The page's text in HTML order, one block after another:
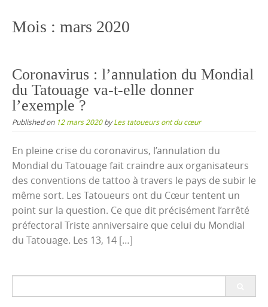
Mois : mars 2020
Coronavirus : l’annulation du Mondial
du Tatouage va-t-elle donner
l’exemple ?
Published on 12 mars 2020byLes tatoueurs ont du cœur
En pleine crise du coronavirus, l’annulation du
Mondial du Tatouage fait craindre aux organisateurs
des conventions de tattoo à travers le pays de subir le
même sort. Les Tatoueurs ont du Cœur tentent un
point sur la question. Ce que dit précisément l’arrêté
préfectoral Triste anniversaire que celui du Mondial
du Tatouage. Les 13, 14 […]